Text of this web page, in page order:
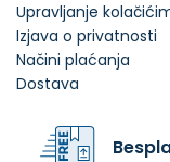
Upravljanje
Izjava o privatnosti
Načini plaćanja
Dostava